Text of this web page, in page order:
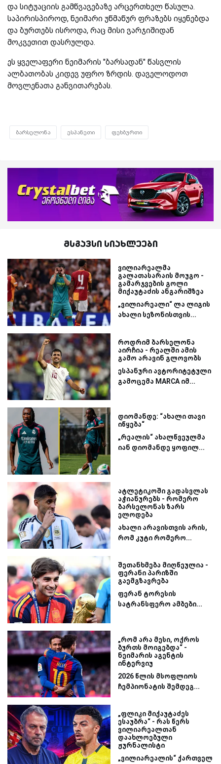
და სიტუაციის გამწვავებაზე არცერთხელ წასულა.
საპირისპიროდ, ნეიმარი უწმაწურ ფრაზებს იყენებდა
და ბურთებს ისროდა, რაც მისი ვარჯიშიდან
მოკვეთით დასრულდა.
ეს ყველაფერი ნეიმარის "ბარსადან" წასვლის
ალბათობას კიდევ უფრო ზრდის. დაველოდოთ
მოვლენათა განვითარებას.
ბარსელონა ესპანეთი ფეხბურთი
მსგავსი სიახლეები
ვილიარეალმა
გალათასარაის მოუგო -
გამარჯვების გოლი
მიქაუტაძის ანგარიშზეა
„ვილიარეალი“ ლა ლიგის
ახალი სეზონისთვის...
როდრიმ ბარსელონა
აირჩია - რეალში ამის
გამო არავინ გლოვობს
ესპანური ავტორიტეტული
გამოცემა MARCA იმ...
დიომანდე: “ახალი თავი
იწყება“
„რეალის“ ახალწვეულმა
იან დიომანდე ყოფილ...
ატლეტიკოში გადასვლას
აჭიანურებს - რომერო
ბარსელონას ზარს
ელოდება
ახალი არავისთვის არის,
რომ კუტი რომერო...
შეთანხმება მიღწეულია -
ფერანი პარიზში
გაემგზავრება
ფერან ტორესის
სატრანსფერო ამბები...
„რომ არა მესი, ოქროს
ბურთს მოიგებდა“ -
ნეიმარის აგენტის
ინტერვიუ
2026 წლის მსოფლიოს
ჩემპიონატის შემდეგ...
„ფლიკი მიქაუტაძეს
ესაუბრა“ - რას წერს
ვილიარეალთან
დაახლოებული
ჟურნალისტი
„ვილიარეალის“ ქართველ